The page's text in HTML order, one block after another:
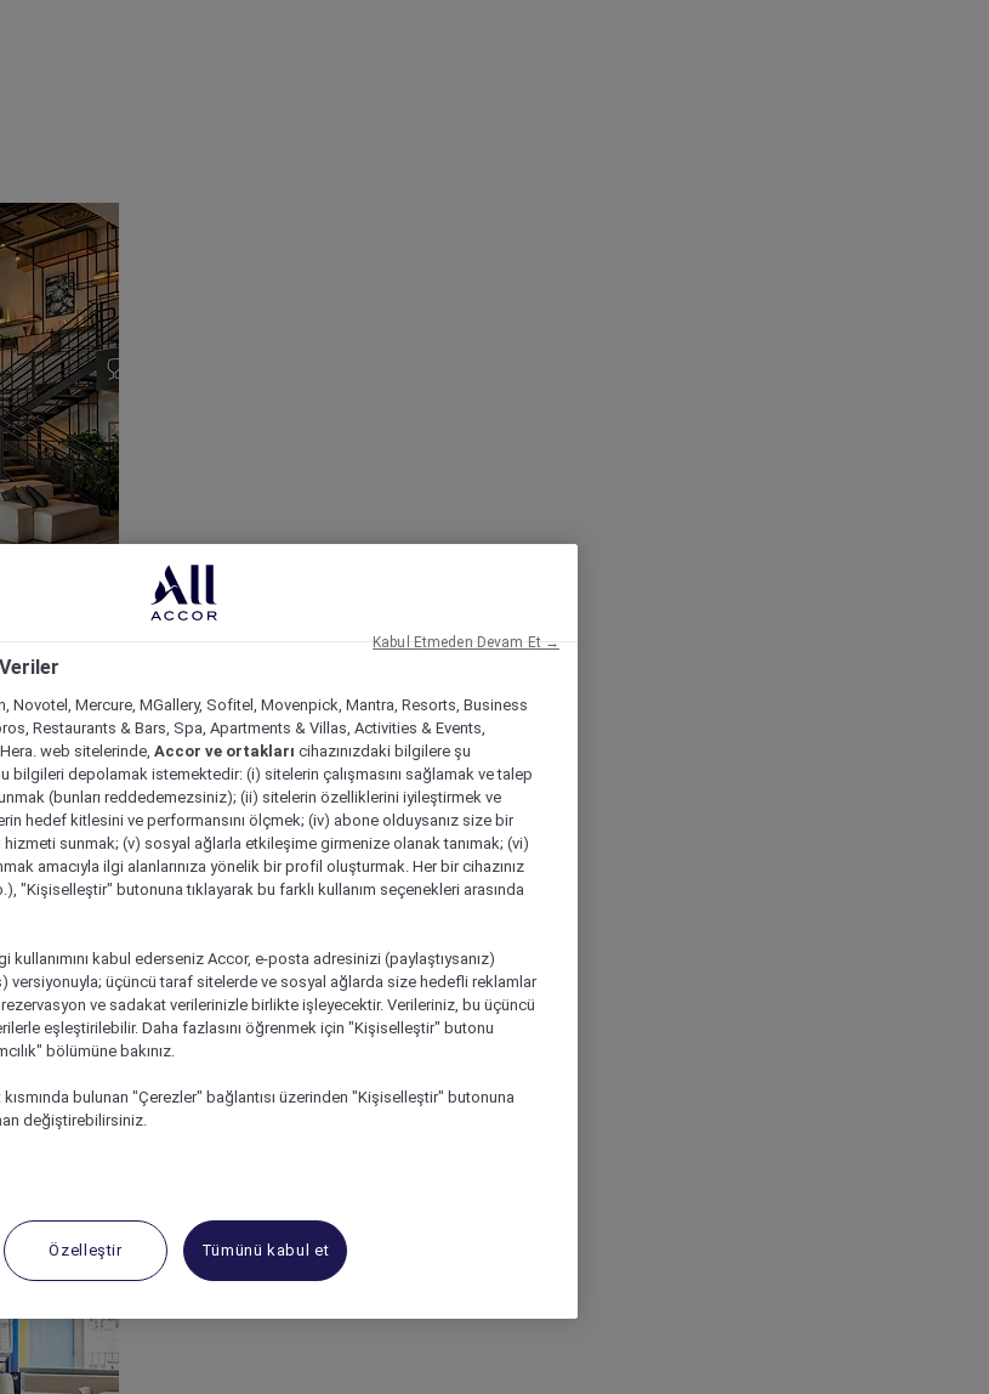
Novotel, Mercure, MGallery, Sofitel, Movenpick, Mantra, Resorts, Business
Restaurants & Bars, Spa, Apartments & Villas, Activities & Events,
web sitelerinde, Accor ve ortakları cihazınızdaki bilgilere şu
bilgileri depolamak istemektedir: (i) sitelerin çalışmasını sağlamak ve talep
(bunları reddedemezsiniz); (ii) sitelerin özelliklerini iyileştirmek ve
hedef kitlesini ve performansını ölçmek; (iv) abone olduysanız size bir
sunmak; (v) sosyal ağlarla etkileşime girmenize olanak tanımak; (vi)
amacıyla ilgi alanlarınıza yönelik bir profil oluşturmak. Her bir cihazınız
"Kişiselleştir" butonuna tıklayarak bu farklı kullanım seçenekleri arasında
kullanımını kabul ederseniz Accor, e-posta adresinizi (paylaştıysanız)
versiyonuyla; üçüncü taraf sitelerde ve sosyal ağlarda size hedefli reklamlar
ve sadakat verilerinizle birlikte işleyecektir. Verileriniz, bu üçüncü
eşleştirilebilir. Daha fazlasını öğrenmek için "Kişiselleştir" butonu
bölümüne bakınız.
bulunan "Çerezler" bağlantısı üzerinden "Kişiselleştir" butonuna
değiştirebilirsiniz.
Özelleştir Tümünü kabul et
Kabul Etmeden Devam Et →